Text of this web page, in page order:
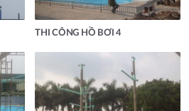
THI CÔNG HỒ BƠI 4